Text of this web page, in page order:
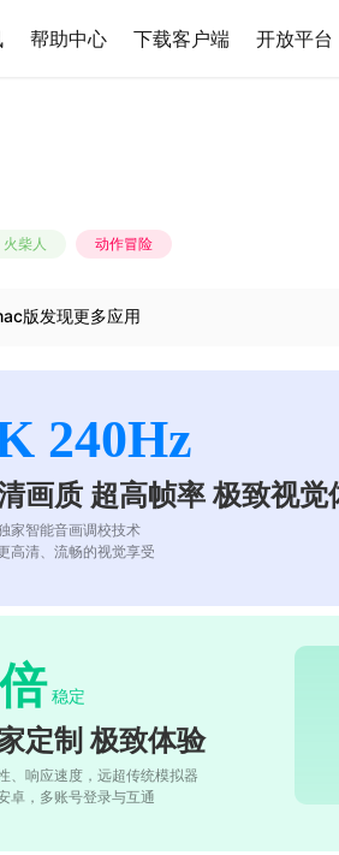
帮助中心 下载客户端 开放平台
火柴人 动作冒险
版发现更多应用
240Hz
画质 超高帧率 极致视觉
家智能音画调校技术
高清、流畅的视觉享受
倍 稳定
定制 极致体验
、响应速度，远超传统模拟器
卓，多账号登录与互通